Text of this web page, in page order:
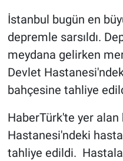
İstanbul bugün en
depremle sarsıldı.
meydana gelirken
Devlet
bahçesine tahliye
HaberTürk'te yer
Hastanesi'ndeki
tahliye edildi.
Gündem Özel
Günün görüntüsü
Haber
İlan
Kimdir